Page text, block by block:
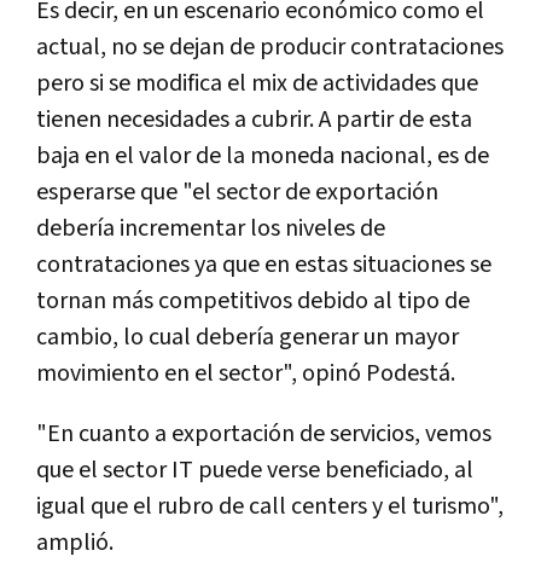
Es decir, en un escenario económico como el
actual, no se dejan de producir contrataciones
pero si se modifica el mix de actividades que
tienen necesidades a cubrir. A partir de esta
baja en el valor de la moneda nacional, es de
esperarse que "el sector de exportación
debería incrementar los niveles de
contrataciones ya que en estas situaciones se
tornan más competitivos debido al tipo de
cambio, lo cual debería generar un mayor
movimiento en el sector", opinó Podestá.
"En cuanto a exportación de servicios, vemos
que el sector IT puede verse beneficiado, al
igual que el rubro de call centers y el turismo",
amplió.